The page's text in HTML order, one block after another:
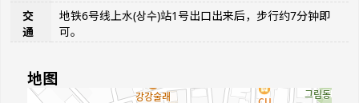
交
通
地铁6号线上水(상수)站1号出口出来后，步行约7分钟即
可。
地图